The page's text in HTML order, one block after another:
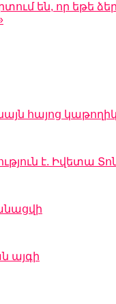
են, որ եթե
հայոց
է. Իվետա
այգի